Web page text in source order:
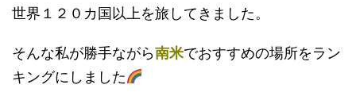
世界１２０カ国以上を旅してきました。
そんな私が勝手ながら南米でおすすめの場所をラン
キングにしました